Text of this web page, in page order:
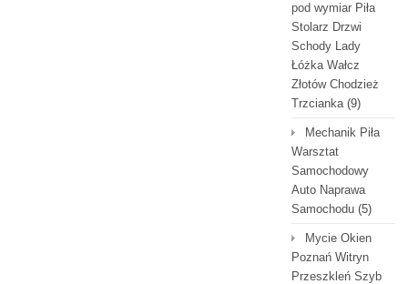
pod wymiar Piła
Stolarz Drzwi
Schody Lady
Łóżka Wałcz
Złotów Chodzież
Trzcianka(9)
Mechanik Piła
Warsztat
Samochodowy
Auto Naprawa
Samochodu (5)
Mycie Okien
Poznań Witryn
Przeszkleń Szyb